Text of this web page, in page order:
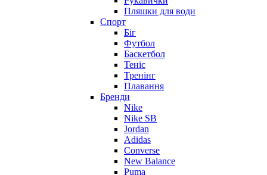
Пляшки для води
Спорт
Біг
Футбол
Баскетбол
Теніс
Тренінг
Плавання
Бренди
Nike
Nike SB
Jordan
Adidas
Converse
New Balance
Puma